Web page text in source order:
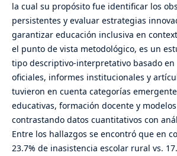
la cual su propósito fue identificar los
persistentes y evaluar estrategias
garantizar educación inclusiva en
el punto de vista metodológico, es un
tipo descriptivo-interpretativo basado en
oficiales, informes institucionales y
tuvieron en cuenta categorías
educativas, formación docente y
contrastando datos cuantitativos con
Entre los hallazgos se encontró que en
23.7% de inasistencia escolar rural vs.